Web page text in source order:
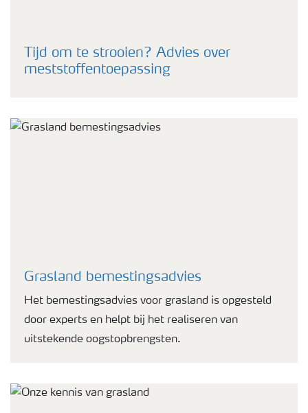
Tijd om te strooien? Advies over
meststoffentoepassing
Grasland bemestingsadvies
Het bemestingsadvies voor grasland is opgesteld
door experts en helpt bij het realiseren van
uitstekende oogstopbrengsten.